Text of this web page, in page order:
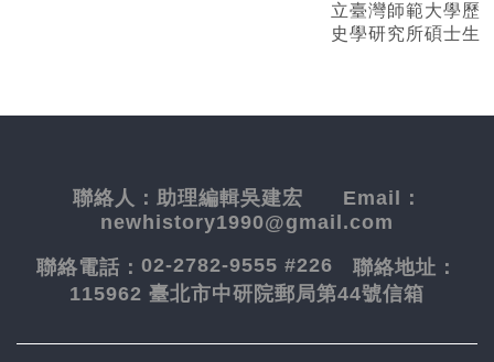
立臺灣師範大學歷
史學研究所碩士生
聯絡人： 助理編輯吳建宏 Email：
newhistory1990@gmail.com
聯絡電話： 02-2782-9555 #226 聯絡地址：
115962 臺北市中研院郵局第44號信箱